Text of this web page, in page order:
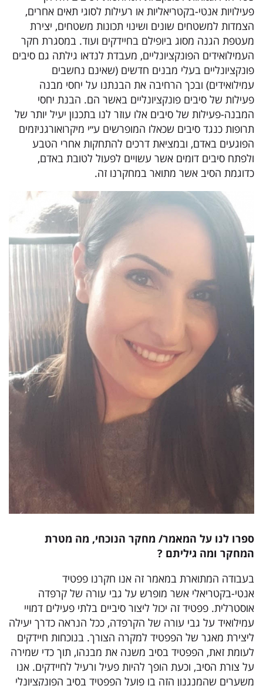
פעילויות אנטי-בקטריאליות או רעילות לסוגי תאים אחרים,
הצמדות למשטחים שונים ושינוי תכונות משטחים, יצירת
מעטפת הגנה מסוג ביופילם בחיידקים ועוד. במסגרת חקר
העמילואידים הפונקציונליים, מעבדת לנדאו גילתה גם סיבים
פונקציונליים בעלי מבנים חדשים (שאינם נחשבים
עמילואידים) ובכך הרחיבה את הבנתנו על יחסי מבנה
פעילות של סיבים פונקציונליים באשר הם. הבנת יחסי
המבנה-פעילות של סיבים אלו עוזר לנו בתכנון יעיל יותר של
תרופות כנגד סיבים שכאלו המופרשים ע״י מיקרואורגניזמים
הפוגעים באדם, ובמציאת דרכים להתחקות אחרי הטבע
ולפתח סיבים דומים אשר עשויים לפעול לטובת באדם,
כדוגמת הסיב אשר מתואר במחקרנו זה.
ספרו לנו על המאמר/ מחקר הנוכחי, מה מטרת
המחקר ומה גיליתם ?
בעבודה המתוארת במאמר זה אנו חקרנו פפטיד
אנטי-בקטריאלי אשר מופרש על גבי עורה של קרפדה
אוסטרלית. פפטיד זה יכול ליצור סיביים בלתי פעילים דמויי
עמילואיד על גבי עורה של הקרפדה, ככל הנראה כדרך יעילה
ליצירת מאגר של הפפטיד למקרה הצורך. בנוכחות חיידקים
לעומת זאת, הפפטיד בסיב משנה את מבנהו, תוך כדי שמירה
על צורת הסיב, וכעת הופך להיות פעיל ורעיל לחיידקים. אנו
משערים שהמנגנון הזה בו פועל הפפטיד בסיב הפונקציונלי